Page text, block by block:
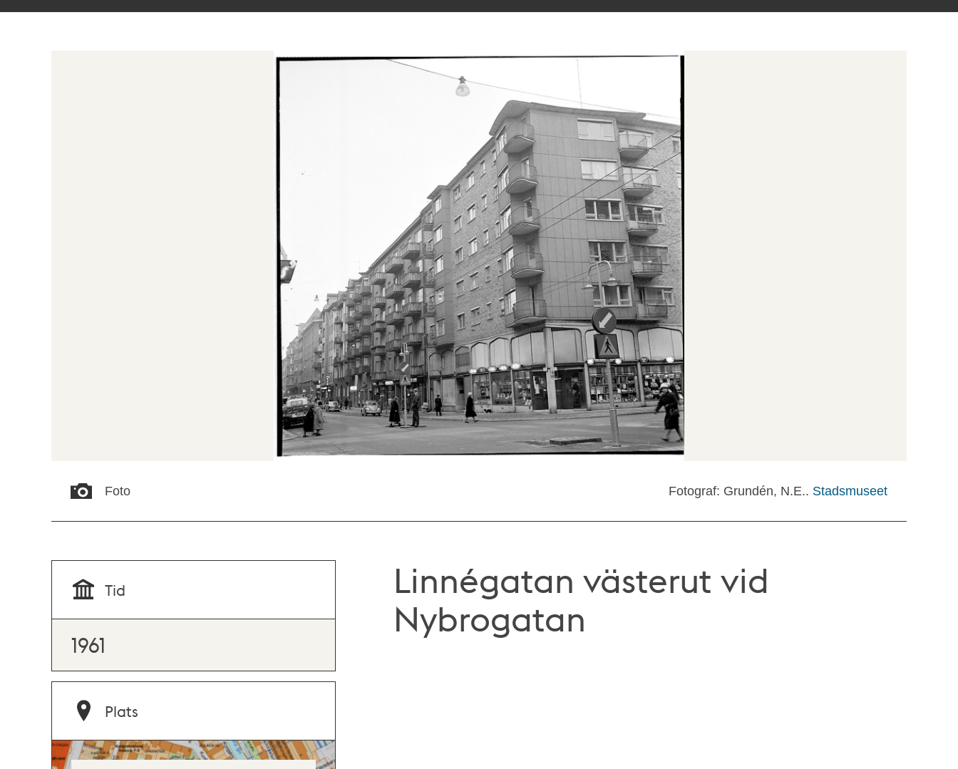
Foto Fotograf: Grundén, N.E.. Stadsmuseet
Linnégatan västerut vid
Nybrogatan
Tid
1961
Plats